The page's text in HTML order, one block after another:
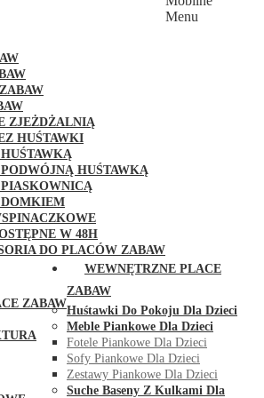
ZJEŻDŻALNIĄ
HUŚTAWKI
HUŚTAWKĄ
W 48H
DO PLACÓW ZABAW
ZABAW
Menu
WEWNĘTRZNE PLACE
ZABAW
Huśtawki Do Pokoju Dla Dzieci
Meble Piankowe Dla Dzieci
Fotele Piankowe Dla Dzieci
Sofy Piankowe Dla Dzieci
Zestawy Piankowe Dla Dzieci
Suche Baseny Z Kulkami Dla